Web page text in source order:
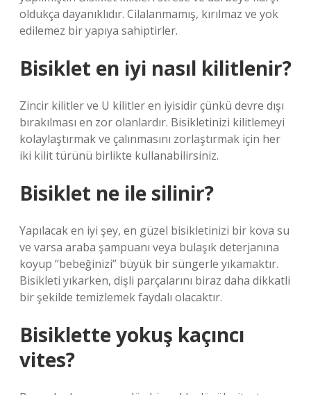
oldukça dayanıklıdır. Cilalanmamış, kırılmaz ve yok
edilemez bir yapıya sahiptirler.
Bisiklet en iyi nasıl kilitlenir?
Zincir kilitler ve U kilitler en iyisidir çünkü devre dışı
bırakılması en zor olanlardır. Bisikletinizi kilitlemeyi
kolaylaştırmak ve çalınmasını zorlaştırmak için her
iki kilit türünü birlikte kullanabilirsiniz.
Bisiklet ne ile silinir?
Yapılacak en iyi şey, en güzel bisikletinizi bir kova su
ve varsa araba şampuanı veya bulaşık deterjanına
koyup “bebeğinizi” büyük bir süngerle yıkamaktır.
Bisikleti yıkarken, dişli parçalarını biraz daha dikkatli
bir şekilde temizlemek faydalı olacaktır.
Bisiklette yokuş kaçıncı
vites?